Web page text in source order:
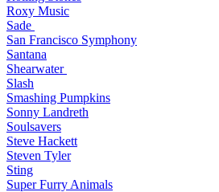
Roxy Music
Sade
San Francisco Symphony
Santana
Shearwater
Slash
Smashing Pumpkins
Sonny Landreth
Soulsavers
Steve Hackett
Steven Tyler
Sting
Super Furry Animals